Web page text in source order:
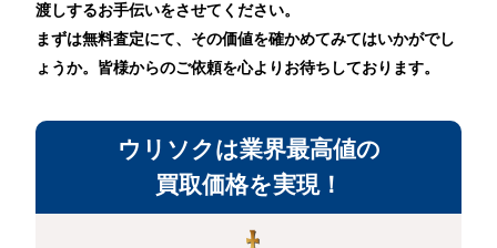
渡しするお手伝いをさせてください。
まずは無料査定にて、その価値を確かめてみてはいかがでし
ょうか。皆様からのご依頼を心よりお待ちしております。
ウリソクは業界最高値の
買取価格を実現！